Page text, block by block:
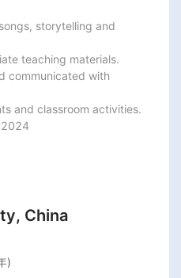
storytelling and
teaching materials.
communicated with
and classroom activities.
China
)